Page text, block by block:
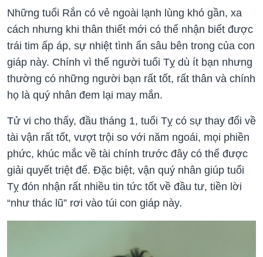
Những tuổi Rắn có vẻ ngoài lạnh lùng khó gần, xa
cách nhưng khi thân thiết mới có thể nhận biết được
trái tim ấp áp, sự nhiệt tình ẩn sâu bên trong của con
giáp này. Chính vì thế người tuổi Tỵ dù ít bạn nhưng
thường có những người bạn rất tốt, rất thân và chính
họ là quý nhân đem lại may mắn.
Tử vi cho thấy, đầu tháng 1, tuổi Tỵ có sự thay đổi về
tài vận rất tốt, vượt trội so với năm ngoái, mọi phiền
phức, khúc mắc về tài chính trước đây có thể được
giải quyết triệt để. Đặc biệt, vận quý nhân giúp tuổi
Tỵ đón nhận rất nhiều tin tức tốt về đầu tư, tiền lời
“như thác lũ” rơi vào túi con giáp này.